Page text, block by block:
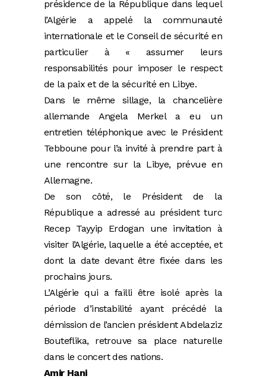
présidence de la République dans lequel
l’Algérie a appelé la communauté
internationale et le Conseil de sécurité en
particulier à « assumer leurs
responsabilités pour imposer le respect
de la paix et de la sécurité en Libye.
Dans le même sillage, la chancelière
allemande Angela Merkel a eu un
entretien téléphonique avec le Président
Tebboune pour l’a invité à prendre part à
une rencontre sur la Libye, prévue en
Allemagne.
De son côté, le Président de la
République a adressé au président turc
Recep Tayyip Erdogan une invitation à
visiter l’Algérie, laquelle a été acceptée, et
dont la date devant être fixée dans les
prochains jours.
L’Algérie qui a failli être isolé après la
période d’instabilité ayant précédé la
démission de l’ancien président Abdelaziz
Bouteflika, retrouve sa place naturelle
dans le concert des nations.
Amir Hani